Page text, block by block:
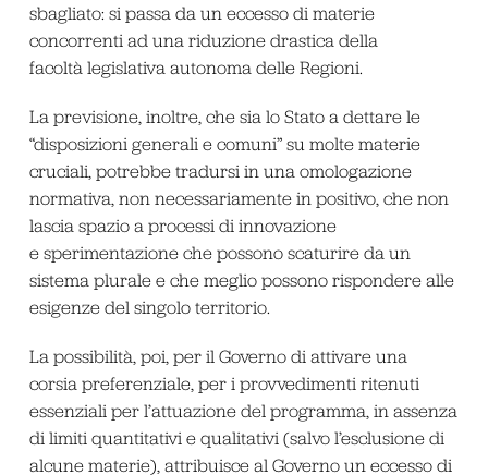
sbagliato: si passa da un eccesso di materie
concorrenti ad una riduzione drastica della
facoltà legislativa autonoma delle Regioni.
La previsione, inoltre, che sia lo Stato a dettare le
“disposizioni generali e comuni” su molte materie
cruciali, potrebbe tradursi in una omologazione
normativa, non necessariamente in positivo, che non
lascia spazio a processi di innovazione
e sperimentazione che possono scaturire da un
sistema plurale e che meglio possono rispondere alle
esigenze del singolo territorio.
La possibilità, poi, per il Governo di attivare una
corsia preferenziale, per i provvedimenti ritenuti
essenziali per l’attuazione del programma, in assenza
di limiti quantitativi e qualitativi (salvo l’esclusione di
alcune materie), attribuisce al Governo un eccesso di